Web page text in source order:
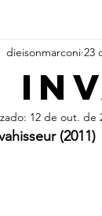
dieisonmarconi 23
12 de out. de
(2011)